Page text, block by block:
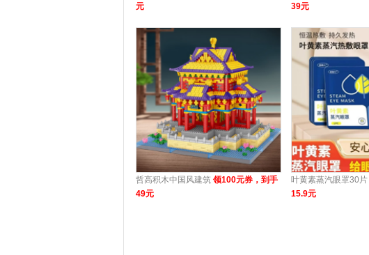
元
39元
哲高积木中国风建筑 领100元券，到手
49元
叶黄素蒸汽眼罩30片
15.9元